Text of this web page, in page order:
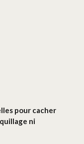
pour cacher
ni